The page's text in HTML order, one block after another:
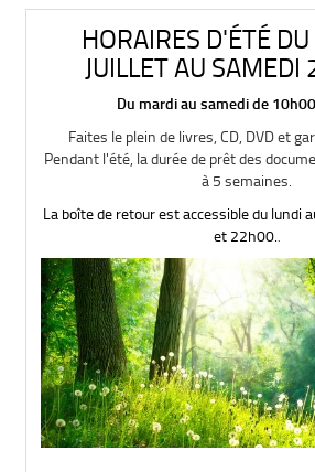
HORAIRES D'ÉTÉ
JUILLET AU SAMEDI
Du mardi au samedi de
Faites le plein de livres, CD, DVD et
Pendant l'été, la durée de prêt des
à 5 semaines.
La boîte de retour est accessible du lundi
et 22h00..